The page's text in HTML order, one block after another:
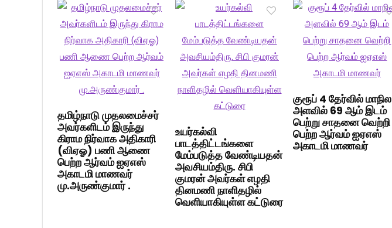
தமிழ்நாடு முதலமைச்சர்
அவர்களிடம் இருந்து
கிராம நிர்வாக அதிகாரி
(விஏஓ) பணி ஆணை
பெற்ற ஆர்வம் ஐஏஎஸ்
அகாடமி மாணவர்
மு.அருண்குமார் .
உயர்கல்வி
பாடத்திட்டங்களை
மேம்படுத்த வேண்டியதன்
அவசியம்திரு. சிபி
குமரன் அவர்கள் எழதி
தினமணி நாளிதழில்
வெளியாகியுள்ள கட்டுரை
குரூப் 4 தேர்வில் மாநில
அளவில் 69 ஆம் இடம்
பெற்று சாதனை வெற்றி
பெற்ற ஆர்வம் ஐஏஎஸ்
அகாடமி மாணவர்